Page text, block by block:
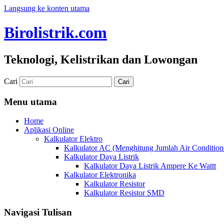
Langsung ke konten utama
Birolistrik.com
Teknologi, Kelistrikan dan Lowongan
Cari
Menu utama
Home
Aplikasi Online
Kalkulator Elektro
Kalkulator AC (Menghitung Jumlah Air
Kalkulator Daya Listrik
Kalkulator Daya Listrik Ampere Ke Wattt
Kalkulator Elektronika
Kalkulator Resistor
Kalkulator Resistor SMD
Navigasi Tulisan